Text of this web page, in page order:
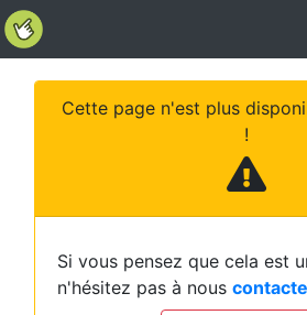
Cette page n'est plus
!
Si vous pensez que cela est
n'hésitez pas à nous